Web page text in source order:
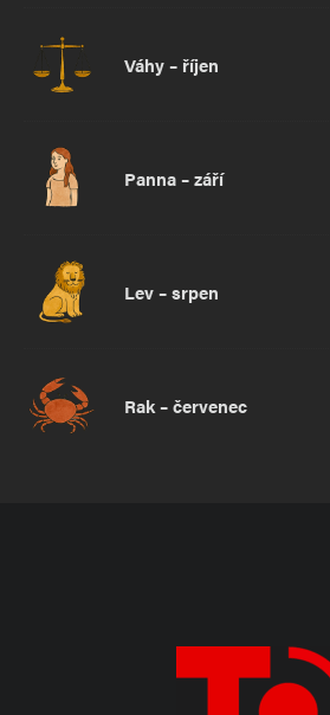
Váhy – říjen
Panna – září
Lev – srpen
Rak – červenec